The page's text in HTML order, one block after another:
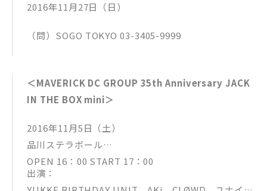
2016年11月27日（日）
（問）SOGO TOKYO 03-3405-9999
＜MAVERICK DC GROUP 35th Anniversary JACK
IN THE BOX mini＞
2016年11月5日（土）
品川ステラボール
OPEN 16：00 START 17：00
出演：